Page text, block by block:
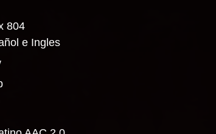
804
e Ingles